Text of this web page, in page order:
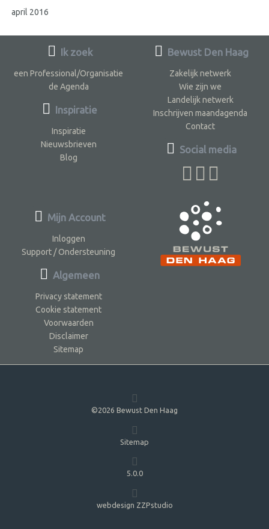
april 2016
Ik zoek
een Professional/Organisatie
de Agenda
Inspiratie
Inspiratie
Nieuwsbrieven
Blog
Bewust Den Haag
Zakelijk netwerk
Wie zijn we
Landelijk netwerk
Inschrijven maandagenda
Contact
Social media
Mijn Account
Inloggen
Support / Ondersteuning
Algemeen
Privacy statement
Cookie statement
Voorwaarden
Disclaimer
Sitemap
©2026 Bewust Den Haag
Sitemap
5.0.0
webdesign ZZPstudio